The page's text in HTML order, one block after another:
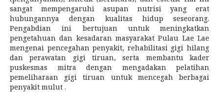
sangat mempengaruhi asupan nutrisi yang erat
hubungannya dengan kualitas hidup seseorang.
Pengabdian ini bertujuan untuk meningkatkan
pengetahuan dan kesadaran masyarakat Pulau Lae Lae
mengenai pencegahan penyakit, rehabilitasi gigi hilang
dan perawatan gigi tiruan, serta membantu kader
puskesmas mitra dengan mengadakan pelatihan
pemeliharaan gigi tiruan untuk mencegah berbagai
penyakit mulut .